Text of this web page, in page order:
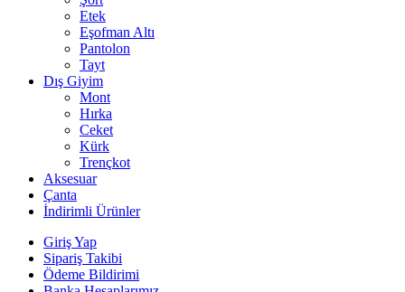
Etek
Eşofman Altı
Pantolon
Tayt
Dış Giyim
Mont
Hırka
Ceket
Kürk
Trençkot
Aksesuar
Çanta
İndirimli Ürünler
Giriş Yap
Sipariş Takibi
Ödeme Bildirimi